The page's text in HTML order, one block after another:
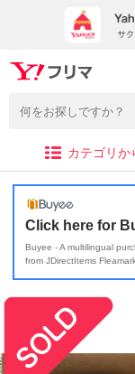
カテゴリか
Click here for
Buyee - A multilingual
from JDirectItems